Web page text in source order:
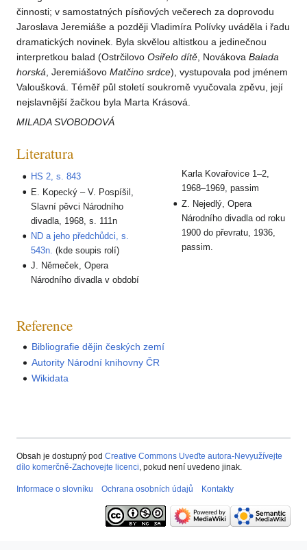
činnosti; v samostatných písňových večerech za doprovodu
Jaroslava Jeremiáše a později Vladimíra Polívky uváděla i řadu
dramatických novinek. Byla skvělou altistkou a jedinečnou
interpretkou balad (Ostrčilovo Osiřelo dítě , Novákova Balada
horská , Jeremiášovo Matčino srdce), vystupovala pod jménem
Valoušková. Téměř půl století soukromě vyučovala zpěvu, její
nejslavnější žačkou byla Marta Krásová.
MILADA SVOBODOVÁ
Literatura
HS 2, s. 843
E. Kopecký – V. Pospíšil,
Slavní pěvci Národního
divadla, 1968, s. 111n
ND a jeho předchůdci, s.
543n. (kde soupis rolí)
J. Němeček, Opera
Národního divadla v období
Karla Kovařovice 1–2,
1968–1969, passim
Z. Nejedlý, Opera
Národního divadla od roku
1900 do převratu, 1936,
passim.
Reference
Bibliografie dějin českých zemí
Autority Národní knihovny ČR
Wikidata
Obsah je dostupný pod Creative Commons Uveďte autora-Nevyužívejte
dílo komerčně-Zachovejte licenci , pokud není uvedeno jinak.
Informace o slovníku Ochrana osobních údajů Kontakty